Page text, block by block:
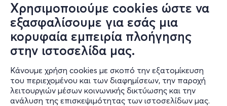
Χρησιμοποιούμε cookies ώστε να
εξασφαλίσουμε για εσάς μια
κορυφαία εμπειρία πλοήγησης
στην ιστοσελίδα μας.
Κάνουμε χρήση cookies με σκοπό την εξατομίκευση
του περιεχομένου και των διαφημίσεων, την παροχή
λειτουργιών μέσων κοινωνικής δικτύωσης και την
ανάλυση της επισκεψιμότητας των ιστοσελίδων μας.
Πληροφορίες
Υποστήριξη
Stay Connected